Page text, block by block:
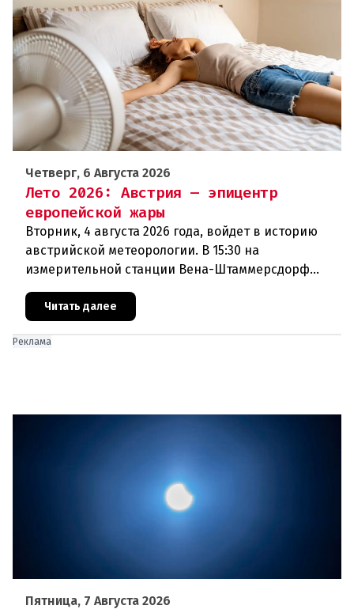
Четверг, 6 Августа 2026
Лето 2026: Австрия — эпицентр
европейской жары
Вторник, 4 августа 2026 года, войдет в историю
австрийской метеорологии. В 15:30 на
измерительной станции Вена-Штаммерсдорф
столбик термометра поднялся до 41,0 градуса
Цельсия. Это абсолютный рекорд з
Читать далее
Реклама
Пятница, 7 Августа 2026